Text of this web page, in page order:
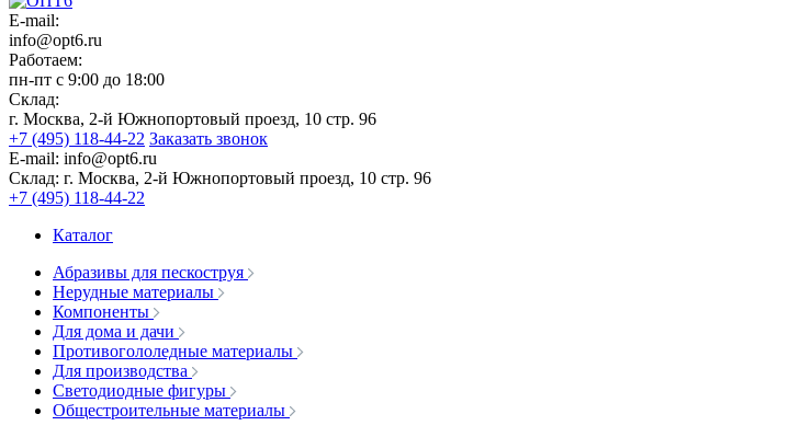
E-mail:
info@opt6.ru
Работаем:
пн-пт с 9:00 до 18:00
Склад:
г. Москва, 2-й Южнопортовый проезд, 10 стр. 96
+7 (495) 118-44-22 Заказать звонок
E-mail: info@opt6.ru
Склад: г. Москва, 2-й Южнопортовый проезд, 10 стр. 96
+7 (495) 118-44-22
Каталог
Абразивы для пескоструя
Нерудные материалы
Компоненты
Для дома и дачи
Противогололедные материалы
Для производства
Светодиодные фигуры
Общестроительные материалы